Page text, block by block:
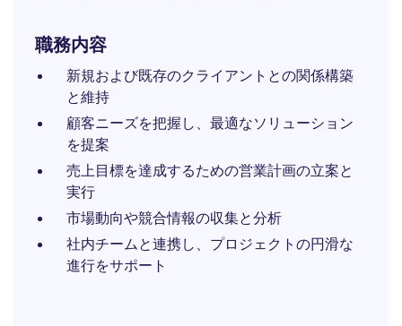
職務内容
新規および既存のクライアントとの関係構築
と維持
顧客ニーズを把握し、最適なソリューション
を提案
売上目標を達成するための営業計画の立案と
実行
市場動向や競合情報の収集と分析
社内チームと連携し、プロジェクトの円滑な
進行をサポート